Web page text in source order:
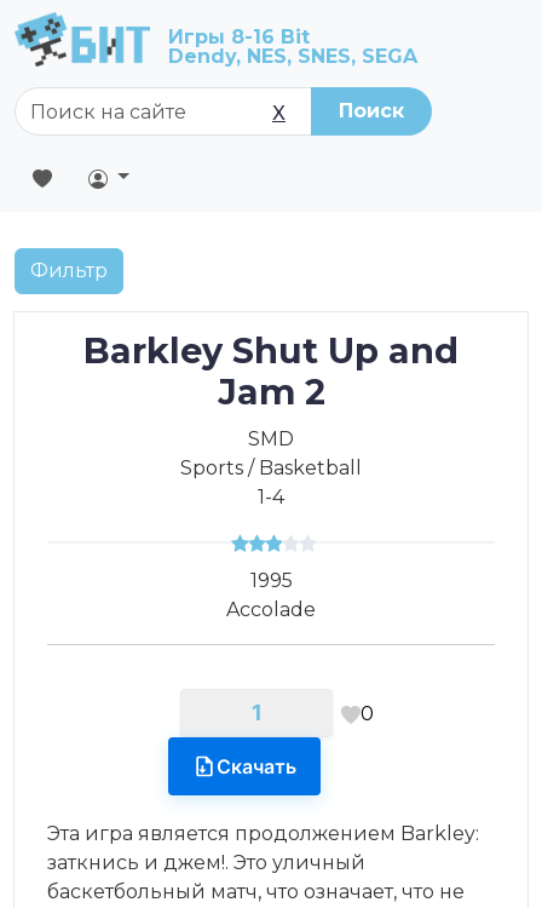
Игры 8-16 Bit
Dendy, NES, SNES, SEGA
Поиск
X
Фильтр
Barkley Shut Up and
Jam 2
SMD
Sports / Basketball
1-4
1995
Accolade
Скачать
1 0
Эта игра является продолжением Barkley:
заткнись и джем!. Это уличный
баскетбольный матч, что означает, что не